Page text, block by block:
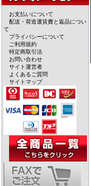
お支払いについて
配送・荷造運賃費と返品につい
て
プライバシーについて
ご利用規約
特定商取引法
お問い合わせ
サイト運営者
よくあるご質問
サイトマップ